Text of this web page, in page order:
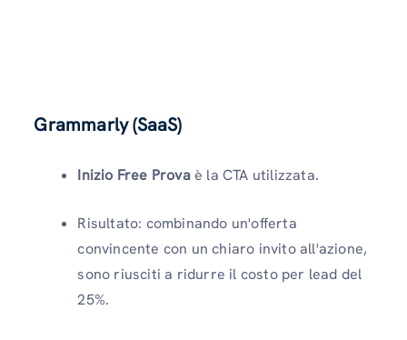
Grammarly (SaaS)
Inizio Free Provaè la CTA utilizzata.
Risultato: combinando un'offerta
convincente con un chiaro invito all'azione,
sono riusciti a ridurre il costo per lead del
25%.